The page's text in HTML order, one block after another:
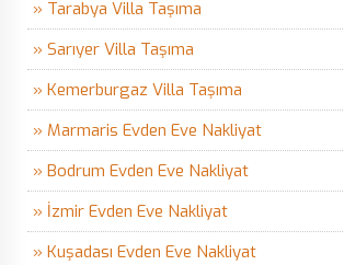
» Tarabya Villa Taşıma
» Sarıyer Villa Taşıma
» Kemerburgaz Villa Taşıma
» Marmaris Evden Eve Nakliyat
» Bodrum Evden Eve Nakliyat
» İzmir Evden Eve Nakliyat
» Kuşadası Evden Eve Nakliyat